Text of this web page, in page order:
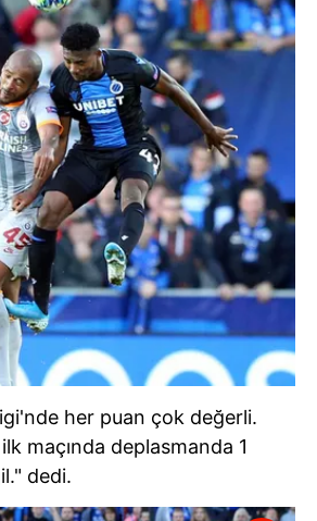
çerezler, sitemizin daha işlevsel
ve sizlere yönelik
yapılması, amaçlarıyla
dahilinde kullanılacaktır.
aşağıda yer alan panel
Çerezlere ilişkin detaylı bilgi
tıklayabilir,Çerez Bilgilendirme
Korunması Kanunu uyarınca
Metnimizi okumak ve sitemizde
olarak kullanılan çerezlerle ilgili bilgi
her puan çok değerli.
maçında deplasmanda 1
dedi.